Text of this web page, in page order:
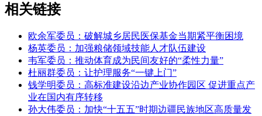
相关链接
欧余军委员：破解城乡居民医保基金当期紧平衡困境
杨英委员：加强粮储领域技能人才队伍建设
韦军委员：推动体育成为民间友好的“柔性力量”
杜丽群委员：让护理服务“一键上门”
钱学明委员：高标准建设沿边产业协作园区 促进重点产
业在国内有序转移
孙大伟委员：加快“十五五”时期边疆民族地区高质量发